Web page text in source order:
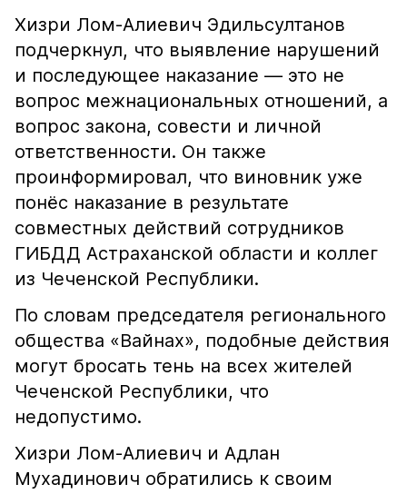
Хизри Лом-Алиевич Эдильсултанов
подчеркнул, что выявление нарушений
и последующее наказание — это не
вопрос межнациональных отношений, а
вопрос закона, совести и личной
ответственности. Он также
проинформировал, что виновник уже
понёс наказание в результате
совместных действий сотрудников
ГИБДД Астраханской области и коллег
из Чеченской Республики.
По словам председателя регионального
общества «Вайнах», подобные действия
могут бросать тень на всех жителей
Чеченской Республики, что
недопустимо.
Хизри Лом-Алиевич и Адлан
Мухадинович обратились к своим